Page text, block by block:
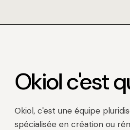
Okiol c'est
Okiol, c'est une équipe
spécialisée en création ou